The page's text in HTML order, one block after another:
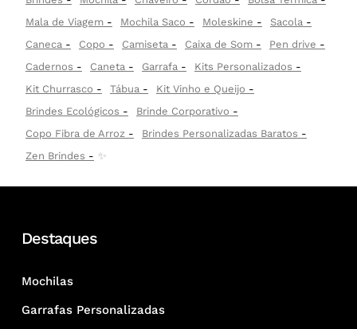
Mala de Viagem
Mochila Saco Moleskine
Sacola
Caneca
Copo Camiseta Caixa de Som
Pen drive
Cadernos
Caneta Garrafa
Kits Personalizados
Kit Churrasco
Tábua
Kit Vinho e Queijo
Brindes Ecológicos
Brinde Corporativo
Copo Fibra de Arroz
Brindes Personalizadas Baratos
Zen Brindes
✨
Destaques
Mochilas
Garrafas Personalizadas